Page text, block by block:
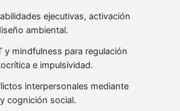
ejecutivas, activación
ambiental.
y mindfulness para regulación
e impulsividad.
interpersonales mediante
cognición social.